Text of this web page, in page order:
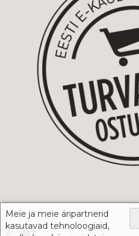
Meie ja meie äripartnerid
kasutavad tehnoloogiaid,